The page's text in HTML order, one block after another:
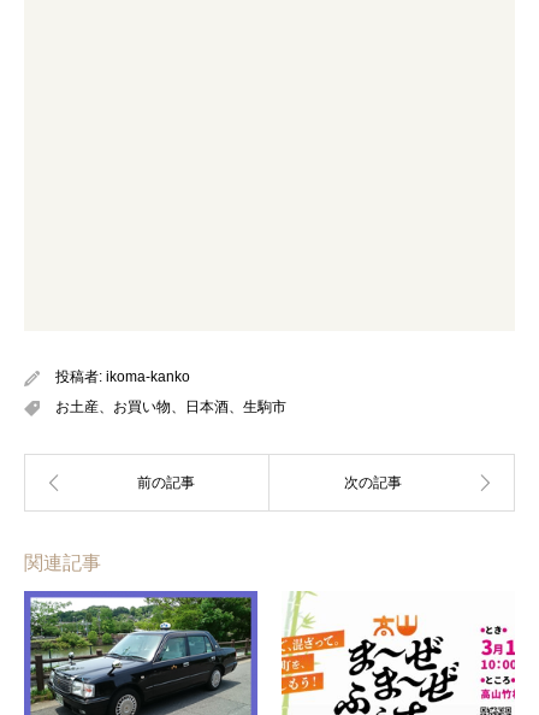
投稿者: ikoma-kanko
お土産、お買い物、日本酒、生駒市
関連記事